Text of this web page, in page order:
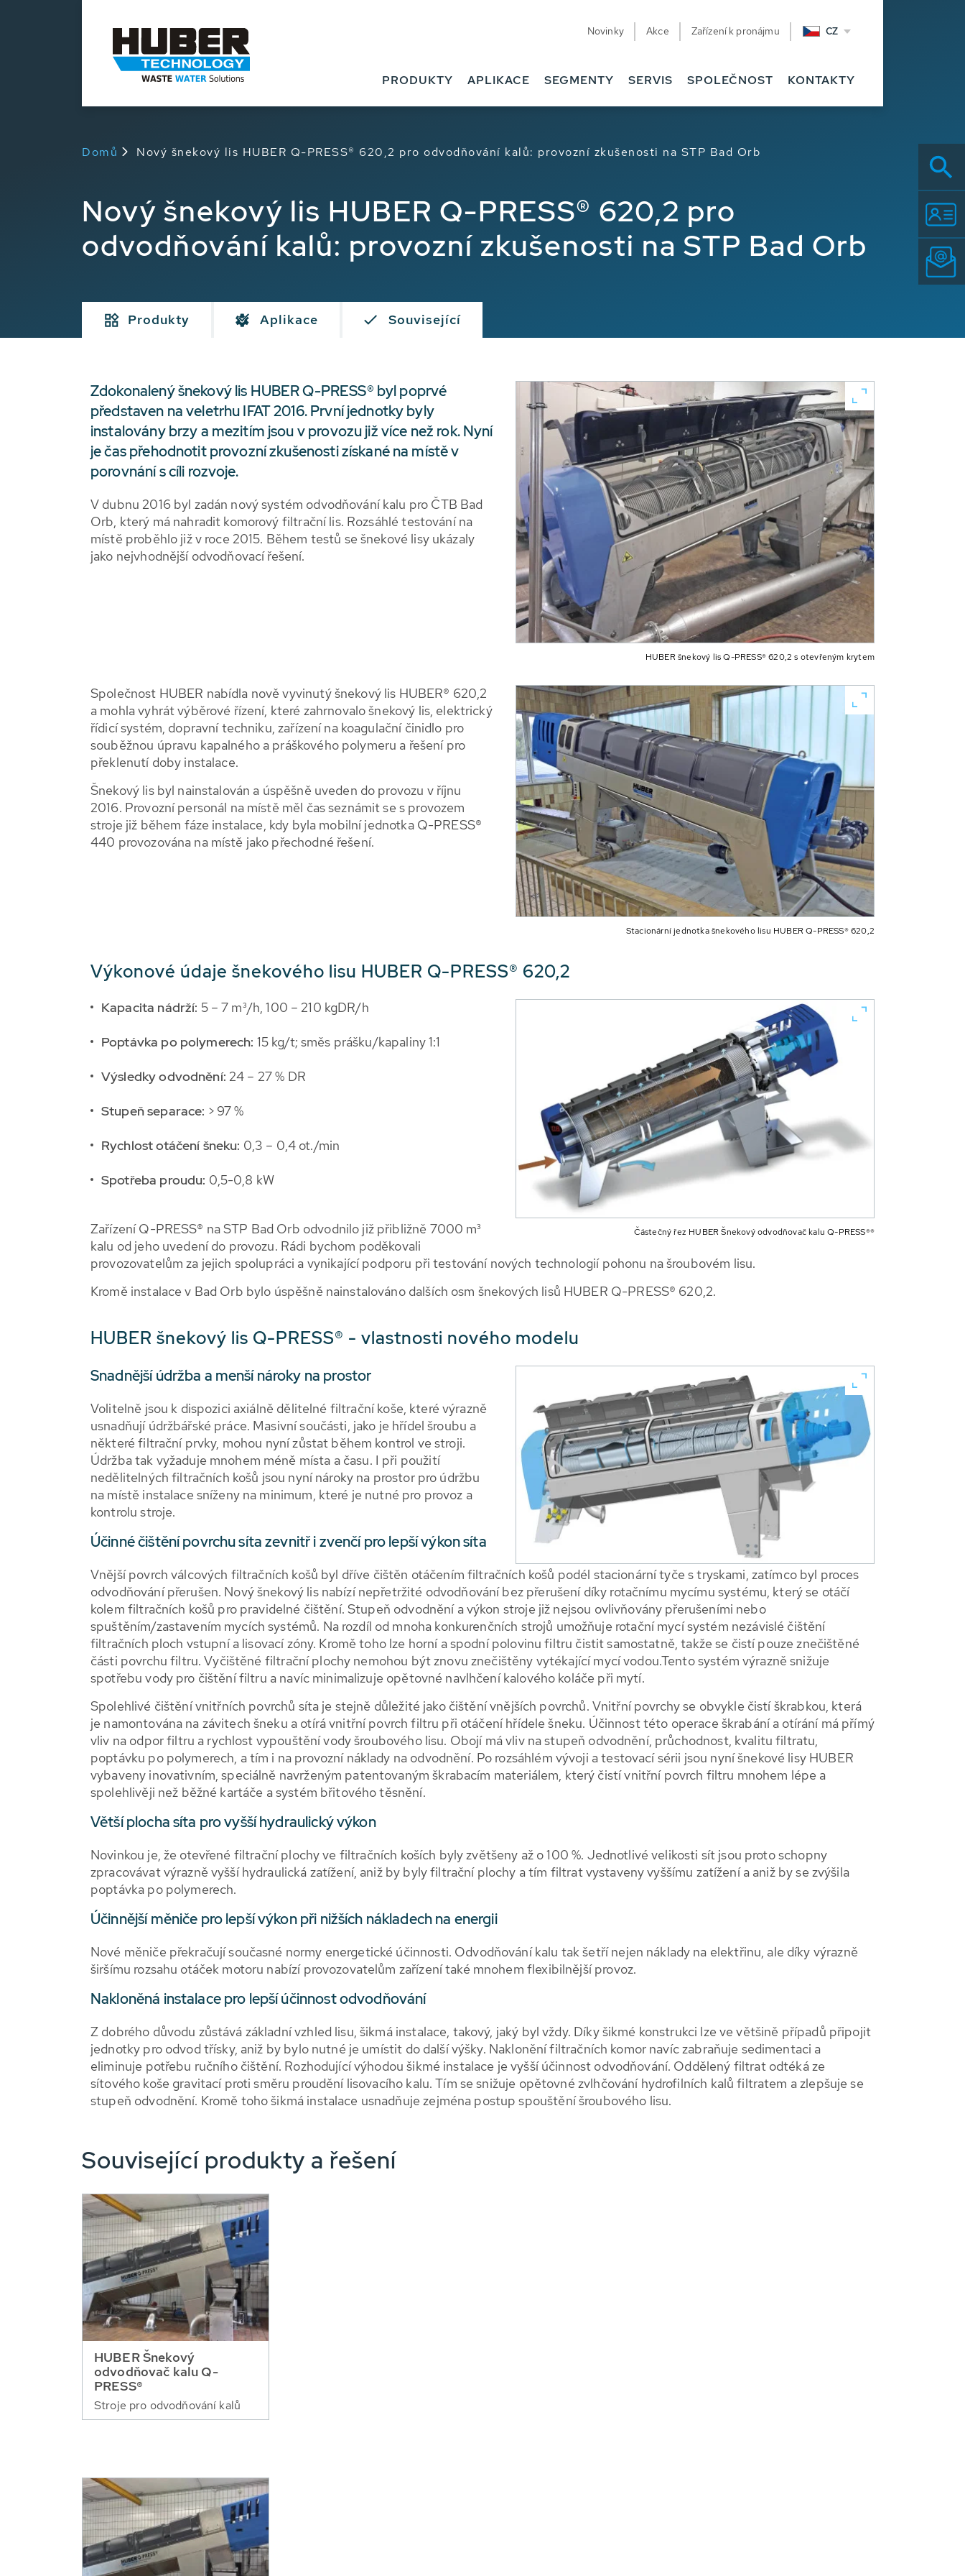
Novinky Akce Zařízení k pronájmu CZ
PRODUKTY APLIKACE SEGMENTY SERVIS SPOLEČNOST KONTAKTY
Domů Nový šnekový lis HUBER Q-PRESS® 620,2 pro odvodňování kalů: provozní zkušenosti na STP Bad Orb
Nový šnekový lis HUBER Q-PRESS® 620,2 pro
odvodňování kalů: provozní zkušenosti na STP Bad Orb
Produkty Aplikace Související
HUBER šnekový lis Q-PRESS® 620,2 s otevřeným krytem
Zdokonalený šnekový lis HUBER Q-PRESS® byl poprvé
představen na veletrhu IFAT 2016. První jednotky byly
instalovány brzy a mezitím jsou v provozu již více než rok. Nyní
je čas přehodnotit provozní zkušenosti získané na místě v
porovnání s cíli rozvoje.
V dubnu 2016 byl zadán nový systém odvodňování kalu pro ČTB Bad
Orb, který má nahradit komorový filtrační lis. Rozsáhlé testování na
místě proběhlo již v roce 2015. Během testů se šnekové lisy ukázaly
jako nejvhodnější odvodňovací řešení.
Stacionární jednotka šnekového lisu HUBER Q-PRESS® 620,2
Společnost HUBER nabídla nově vyvinutý šnekový lis HUBER® 620,2
a mohla vyhrát výběrové řízení, které zahrnovalo šnekový lis, elektrický
řídicí systém, dopravní techniku, zařízení na koagulační činidlo pro
souběžnou úpravu kapalného a práškového polymeru a řešení pro
překlenutí doby instalace.
Šnekový lis byl nainstalován a úspěšně uveden do provozu v říjnu
2016. Provozní personál na místě měl čas seznámit se s provozem
stroje již během fáze instalace, kdy byla mobilní jednotka Q-PRESS®
440 provozována na místě jako přechodné řešení.
Výkonové údaje šnekového lisu HUBER Q-PRESS® 620,2
Částečný řez HUBER Šnekový odvodňovač kalu Q-PRESS®®
Kapacita nádrží: 5 – 7 m³/h, 100 – 210 kgDR/h
Poptávka po polymerech: 15 kg/t; směs prášku/kapaliny 1:1
Výsledky odvodnění: 24 – 27 % DR
Stupeň separace: > 97 %
Rychlost otáčení šneku: 0,3 – 0,4 ot./min
Spotřeba proudu: 0,5-0,8 kW
Zařízení Q-PRESS® na STP Bad Orb odvodnilo již přibližně 7000 m³
kalu od jeho uvedení do provozu. Rádi bychom poděkovali
provozovatelům za jejich spolupráci a vynikající podporu při testování nových technologií pohonu na šroubovém lisu.
Kromě instalace v Bad Orb bylo úspěšně nainstalováno dalších osm šnekových lisů HUBER Q-PRESS® 620,2.
HUBER šnekový lis Q-PRESS® - vlastnosti nového modelu
Snadnější údržba a menší nároky na prostor
Volitelně jsou k dispozici axiálně dělitelné filtrační koše, které výrazně
usnadňují údržbářské práce. Masivní součásti, jako je hřídel šroubu a
některé filtrační prvky, mohou nyní zůstat během kontrol ve stroji.
Údržba tak vyžaduje mnohem méně místa a času. I při použití
nedělitelných filtračních košů jsou nyní nároky na prostor pro údržbu
na místě instalace sníženy na minimum, které je nutné pro provoz a
kontrolu stroje.
Účinné čištění povrchu síta zevnitř i zvenčí pro lepší výkon síta
Vnější povrch válcových filtračních košů byl dříve čištěn otáčením filtračních košů podél stacionární tyče s tryskami, zatímco byl proces
odvodňování přerušen. Nový šnekový lis nabízí nepřetržité odvodňování bez přerušení díky rotačnímu mycímu systému, který se otáčí
kolem filtračních košů pro pravidelné čištění. Stupeň odvodnění a výkon stroje již nejsou ovlivňovány přerušeními nebo
spuštěním/zastavením mycích systémů. Na rozdíl od mnoha konkurenčních strojů umožňuje rotační mycí systém nezávislé čištění
filtračních ploch vstupní a lisovací zóny. Kromě toho lze horní a spodní polovinu filtru čistit samostatně, takže se čistí pouze znečištěné
části povrchu filtru. Vyčištěné filtrační plochy nemohou být znovu znečištěny vytékající mycí vodou.Tento systém výrazně snižuje
spotřebu vody pro čištění filtru a navíc minimalizuje opětovné navlhčení kalového koláče při mytí.
Spolehlivé čištění vnitřních povrchů síta je stejně důležité jako čištění vnějších povrchů. Vnitřní povrchy se obvykle čistí škrabkou, která
je namontována na závitech šneku a otírá vnitřní povrch filtru při otáčení hřídele šneku. Účinnost této operace škrabání a otírání má přímý
vliv na odpor filtru a rychlost vypouštění vody šroubového lisu. Obojí má vliv na stupeň odvodnění, průchodnost, kvalitu filtratu,
poptávku po polymerech, a tím i na provozní náklady na odvodnění. Po rozsáhlém vývoji a testovací sérii jsou nyní šnekové lisy HUBER
vybaveny inovativním, speciálně navrženým patentovaným škrabacím materiálem, který čistí vnitřní povrch filtru mnohem lépe a
spolehlivěji než běžné kartáče a systém břitového těsnění.
Větší plocha síta pro vyšší hydraulický výkon
Novinkou je, že otevřené filtrační plochy ve filtračních koších byly zvětšeny až o 100 %. Jednotlivé velikosti sít jsou proto schopny
zpracovávat výrazně vyšší hydraulická zatížení, aniž by byly filtrační plochy a tím filtrat vystaveny vyššímu zatížení a aniž by se zvýšila
poptávka po polymerech.
Účinnější měniče pro lepší výkon při nižších nákladech na energii
Nové měniče překračují současné normy energetické účinnosti. Odvodňování kalu tak šetří nejen náklady na elektřinu, ale díky výrazně
širšímu rozsahu otáček motoru nabízí provozovatelům zařízení také mnohem flexibilnější provoz.
Nakloněná instalace pro lepší účinnost odvodňování
Z dobrého důvodu zůstává základní vzhled lisu, šikmá instalace, takový, jaký byl vždy. Díky šikmé konstrukci lze ve většině případů připojit
jednotky pro odvod třísky, aniž by bylo nutné je umístit do další výšky. Naklonění filtračních komor navíc zabraňuje sedimentaci a
eliminuje potřebu ručního čištění. Rozhodující výhodou šikmé instalace je vyšší účinnost odvodňování. Oddělený filtrat odtéká ze
sítového koše gravitací proti směru proudění lisovacího kalu. Tím se snižuje opětovné zvlhčování hydrofilních kalů filtratem a zlepšuje se
stupeň odvodnění. Kromě toho šikmá instalace usnadňuje zejména postup spouštění šroubového lisu.
Související produkty a řešení
HUBER Šnekový
odvodňovač kalu Q-
PRESS®
Stroje pro odvodňování kalů